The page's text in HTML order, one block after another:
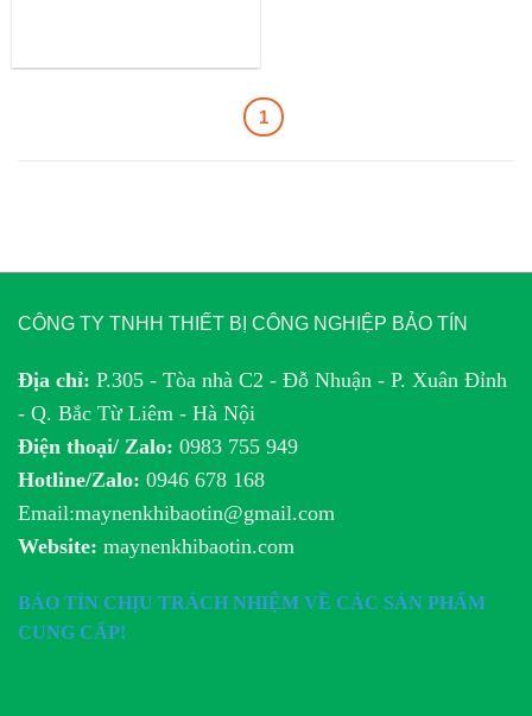
1
CÔNG TY TNHH THIẾT BỊ CÔNG NGHIỆP BẢO TÍN
Địa chỉ: P.305 - Tòa nhà C2 - Đỗ Nhuận - P. Xuân Đỉnh
- Q. Bắc Từ Liêm - Hà Nội
Điện thoại/ Zalo: 0983 755 949
Hotline/Zalo: 0946 678 168
Email:maynenkhibaotin@gmail.com
Website: maynenkhibaotin.com
BẢO TÍN CHỊU TRÁCH NHIỆM VỀ CÁC SẢN PHẨM
CUNG CẤP!